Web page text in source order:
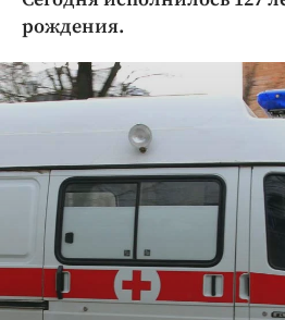
Криминал
Недвижимость и ЖКХ
Общество
Погода
Праздники
Происшествия
Спорт
Экономика и бизнес
рождения.